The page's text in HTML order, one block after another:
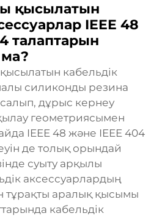
қысылатын
IEEE 48
талаптарын
кабельдік
силиконды резина
дұрыс кернеу
геометриясымен
IEEE 48 және IEEE 404
де толық орындай
суыту арқылы
аксессуарлардың
тұрақты аралық қысымы
кабельдік